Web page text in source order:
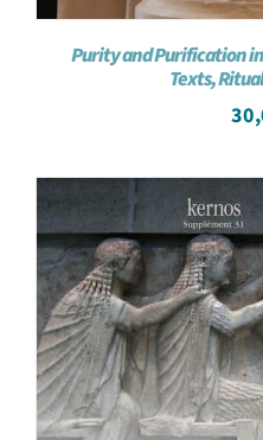
Purity and Purification
Texts,